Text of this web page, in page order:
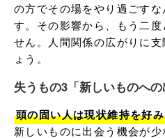
の方でその場をやり過ごす
す。その影響から、もう二
せん。人間関係の広がりに
ょう。
失うもの3「新しいものへの
頭の固い人は現状維持を好
新しいものに出会う機会が少